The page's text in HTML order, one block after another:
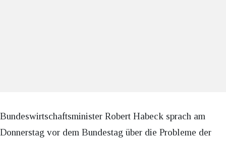
Bundeswirtschaftsminister Robert Habeck sprach am
Donnerstag vor dem Bundestag über die Probleme der